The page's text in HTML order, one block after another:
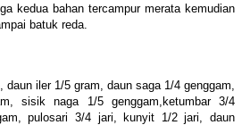
kedua bahan tercampur merata kemudian
batuk reda.
iler 1/5 gram, daun saga 1/4 genggam,
sisik naga 1/5 genggam,ketumbar 3/4
pulosari 3/4 jari, kunyit 1/2 jari, daun